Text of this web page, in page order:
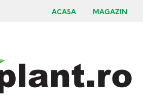
ACASA MAGAZIN